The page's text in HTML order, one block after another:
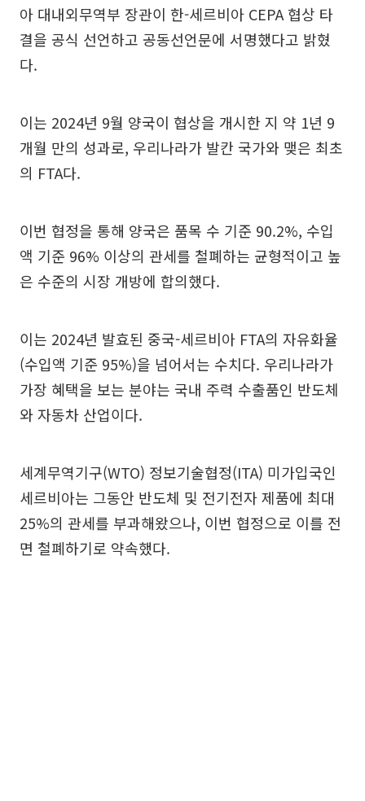
아 대내외무역부 장관이 한-세르비아 CEPA 협상 타
결을 공식 선언하고 공동선언문에 서명했다고 밝혔
다.
이는 2024년 9월 양국이 협상을 개시한 지 약 1년 9
개월 만의 성과로, 우리나라가 발칸 국가와 맺은 최초
의 FTA다.
이번 협정을 통해 양국은 품목 수 기준 90.2%, 수입
액 기준 96% 이상의 관세를 철폐하는 균형적이고 높
은 수준의 시장 개방에 합의했다.
이는 2024년 발효된 중국-세르비아 FTA의 자유화율
(수입액 기준 95%)을 넘어서는 수치다. 우리나라가
가장 혜택을 보는 분야는 국내 주력 수출품인 반도체
와 자동차 산업이다.
세계무역기구(WTO) 정보기술협정(ITA) 미가입국인
세르비아는 그동안 반도체 및 전기전자 제품에 최대
25%의 관세를 부과해왔으나, 이번 협정으로 이를 전
면 철폐하기로 약속했다.